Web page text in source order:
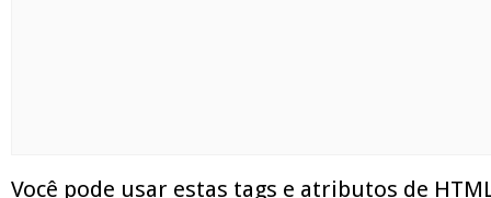
Você pode usar estas tags e atributos de